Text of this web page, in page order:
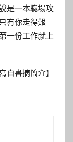
是一本職場攻
有你走得艱
一份工作就上
自書摘簡介】